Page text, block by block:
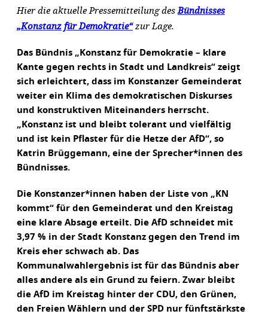
Hier die aktuelle Pressemitteilung desBündnisses
„Konstanz für Demokratie“zur Lage.
Das Bündnis „Konstanz für Demokratie – klare
Kante gegen rechts in Stadt und Landkreis“ zeigt
sich erleichtert, dass im Konstanzer Gemeinderat
weiter ein Klima des demokratischen Diskurses
und konstruktiven Miteinanders herrscht.
„Konstanz ist und bleibt tolerant und vielfältig
und ist kein Pflaster für die Hetze der AfD“, so
Katrin Brüggemann, eine der Sprecher*innen des
Bündnisses.
Die Konstanzer*innen haben der Liste von „KN
kommt“ für den Gemeinderat und den Kreistag
eine klare Absage erteilt. Die AfD schneidet mit
3,97 % in der Stadt Konstanz gegen den Trend im
Kreis eher schwach ab. Das
Kommunalwahlergebnis ist für das Bündnis aber
alles andere als ein Grund zu feiern. Zwar bleibt
die AfD im Kreistag hinter der CDU, den Grünen,
den Freien Wählern und der SPD nur fünftstärkste